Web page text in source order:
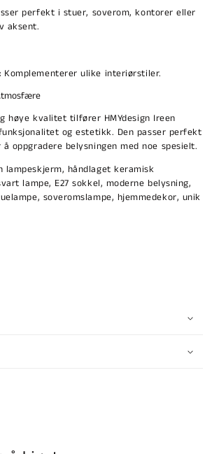
perfekt i stuer, soverom, kontorer eller
aksent.
Komplementerer ulike interiørstiler.
høye kvalitet tilfører HMYdesign Ireen
og estetikk. Den passer perfekt
oppgradere belysningen med noe spesielt.
lampeskjerm, håndlaget keramisk
lampe, E27 sokkel, moderne belysning,
soveromslampe, hjemmedekor, unik